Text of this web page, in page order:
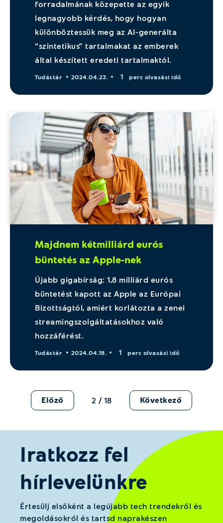
forradalmának közepette az egyik
legnagyobb kérdés, hogy hogyan
különböztessük meg az AI-generálta
“szintetikus” tartalmakat az emberek
által készített eredeti tartalmaktól.
Tudástár 2024.04.23. 1 perc olvasási idő
Majdnem kétmilliárd eurós
büntetés az Apple-nek
Újabb gigabírság: 1,8 milliárd eurós
büntetést kapott az Apple az Európai
Bizottságtól, amiért korlátozta a zenei
streamingszolgáltatásokhoz való
hozzáférést.
Tudástár 2024.04.18. 1 perc olvasási idő
Előző 2 / 18 Következő
Iratkozz fel
hírlevelünkre
Értesülj elsőként a legújabb tech trendekről és
megoldásokról és tartsd naprakészen